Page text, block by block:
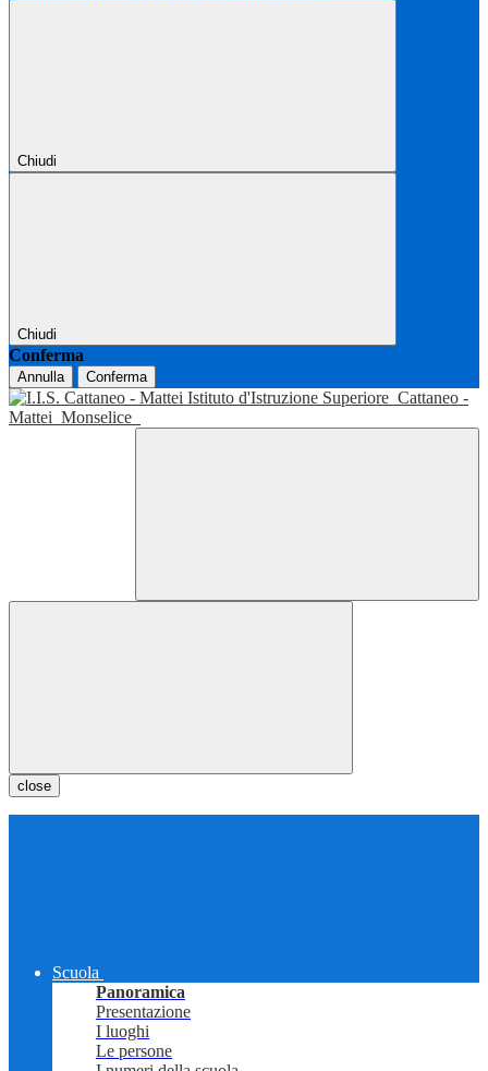
Chiudi
Chiudi
Conferma
Annulla Conferma
Istituto d'Istruzione Superiore Cattaneo -
Mattei Monselice
close
Scuola
Panoramica
Presentazione
I luoghi
Le persone